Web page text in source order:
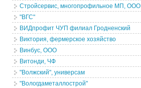
Стройсервис, многопрофильное МП, ООО
"ВГС"
ВИДпрофит ЧУП филиал Гродненский
Виктория, фермерское хозяйство
Винбус, ООО
Витонди, ЧФ
"Волжский", универсам
"Вологдаметаллострой"